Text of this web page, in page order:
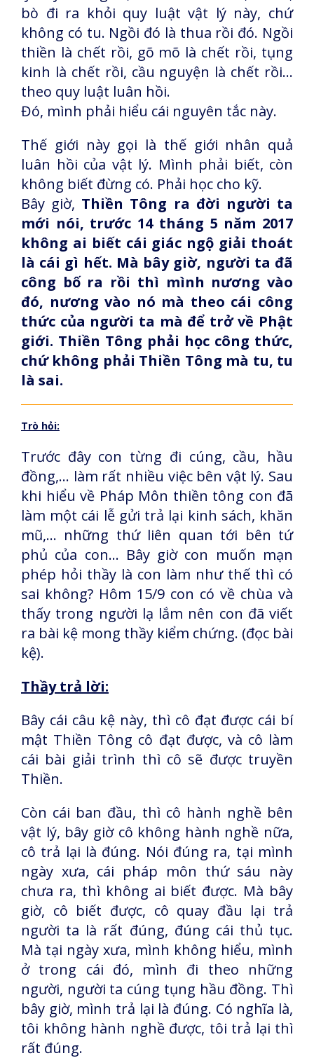
bò đi ra khỏi quy luật vật lý này, chứ
không có tu. Ngồi đó là thua rồi đó. Ngồi
thiền là chết rồi, gõ mõ là chết rồi, tụng
kinh là chết rồi, cầu nguyện là chết rồi...
theo quy luật luân hồi.
Đó, mình phải hiểu cái nguyên tắc này.
Thế giới này gọi là thế giới nhân quả
luân hồi của vật lý. Mình phải biết, còn
không biết đừng có. Phải học cho kỹ.
Bây giờ, Thiền Tông ra đời người ta
mới nói, trước 14 tháng 5 năm 2017
không ai biết cái giác ngộ giải thoát
là cái gì hết. Mà bây giờ, người ta đã
công bố ra rồi thì mình nương vào
đó, nương vào nó mà theo cái công
thức của người ta mà để trở về Phật
giới. Thiền Tông phải học công thức,
chứ không phải Thiền Tông mà tu, tu
là sai.
Trò hỏi:
Trước đây con từng đi cúng, cầu, hầu
đồng,... làm rất nhiều việc bên vật lý. Sau
khi hiểu về Pháp Môn thiền tông con đã
làm một cái lễ gửi trả lại kinh sách, khăn
mũ,... những thứ liên quan tới bên tứ
phủ của con... Bây giờ con muốn mạn
phép hỏi thầy là con làm như thế thì có
sai không? Hôm 15/9 con có về chùa và
thấy trong người lạ lắm nên con đã viết
ra bài kệ mong thầy kiểm chứng. (đọc bài
kệ).
Thầy trả lời:
Bây cái câu kệ này, thì cô đạt được cái bí
mật Thiền Tông cô đạt được, và cô làm
cái bài giải trình thì cô sẽ được truyền
Thiền.
Còn cái ban đầu, thì cô hành nghề bên
vật lý, bây giờ cô không hành nghề nữa,
cô trả lại là đúng. Nói đúng ra, tại mình
ngày xưa, cái pháp môn thứ sáu này
chưa ra, thì không ai biết được. Mà bây
giờ, cô biết được, cô quay đầu lại trả
người ta là rất đúng, đúng cái thủ tục.
Mà tại ngày xưa, mình không hiểu, mình
ở trong cái đó, mình đi theo những
người, người ta cúng tụng hầu đồng. Thì
bây giờ, mình trả lại là đúng. Có nghĩa là,
tôi không hành nghề được, tôi trả lại thì
rất đúng.